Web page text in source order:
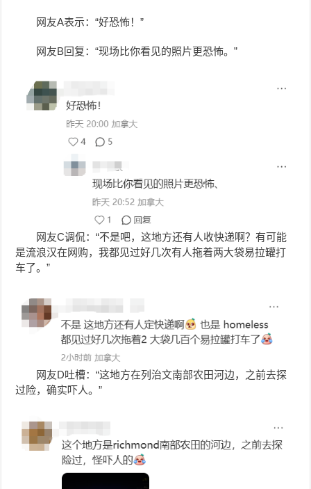
网友A表示：“好恐怖！”
网友B回复：“现场比你看见的照片更恐怖。”
网友C调侃：“不是吧，这地方还有人收快递啊？有可能
是流浪汉在网购，我都见过好几次有人拖着两大袋易拉罐打
车了。”
网友D吐槽：“这地方在列治文南部农田河边，之前去探
过险，确实吓人。”